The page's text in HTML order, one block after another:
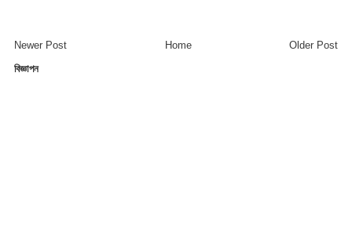
Newer Post Older Post
Home
বিজ্ঞাপন